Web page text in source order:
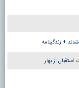
+ زندگینامه
از بهار